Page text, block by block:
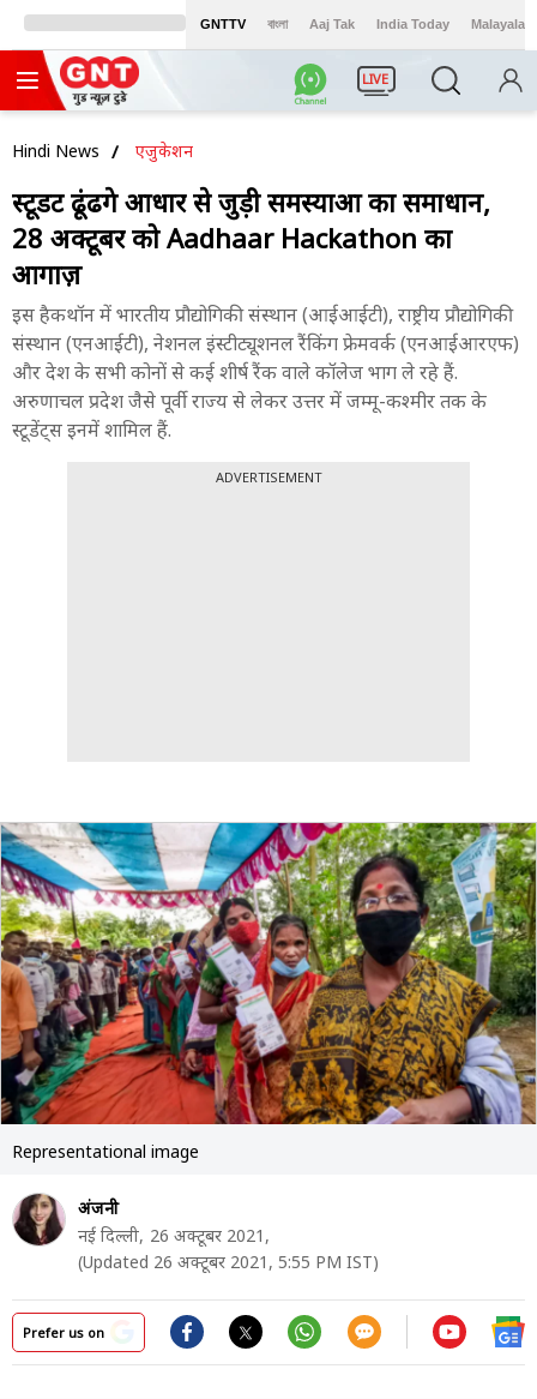
GNTTV বাংলা Aaj Tak India Today Malayalam
LIVE
Hindi News एजुकेशन
स्टूडेंट ढूंढेंगे आधार से जुड़ी समस्याओं का समाधान,
28 अक्टूबर को Aadhaar Hackathon का
आगाज़
इस हैकथॉन में भारतीय प्रौद्योगिकी संस्थान (आईआईटी), राष्ट्रीय प्रौद्योगिकी
संस्थान (एनआईटी), नेशनल इंस्टीट्यूशनल रैंकिंग फ्रेमवर्क (एनआईआरएफ)
और देश के सभी कोनों से कई शीर्ष रैंक वाले कॉलेज भाग ले रहे हैं.
अरुणाचल प्रदेश जैसे पूर्वी राज्य से लेकर उत्तर में जम्मू-कश्मीर तक के
स्टूडेंट्स इनमें शामिल हैं.
ADVERTISEMENT
Representational image
अंजनी
नई दिल्ली, 26 अक्टूबर 2021,
(Updated 26 अक्टूबर 2021, 5:55 PM IST)
Prefer us on